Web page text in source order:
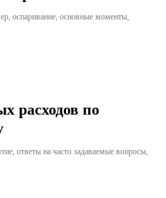
оспаривание, основные моменты,
расходов по
ответы на часто задаваемые вопросы,